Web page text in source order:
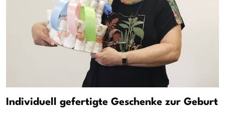
Individuell gefertigte Geschenke zur Geburt